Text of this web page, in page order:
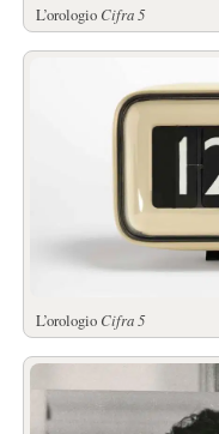
L’orologio Cifra 5
L’orologio Cifra 5